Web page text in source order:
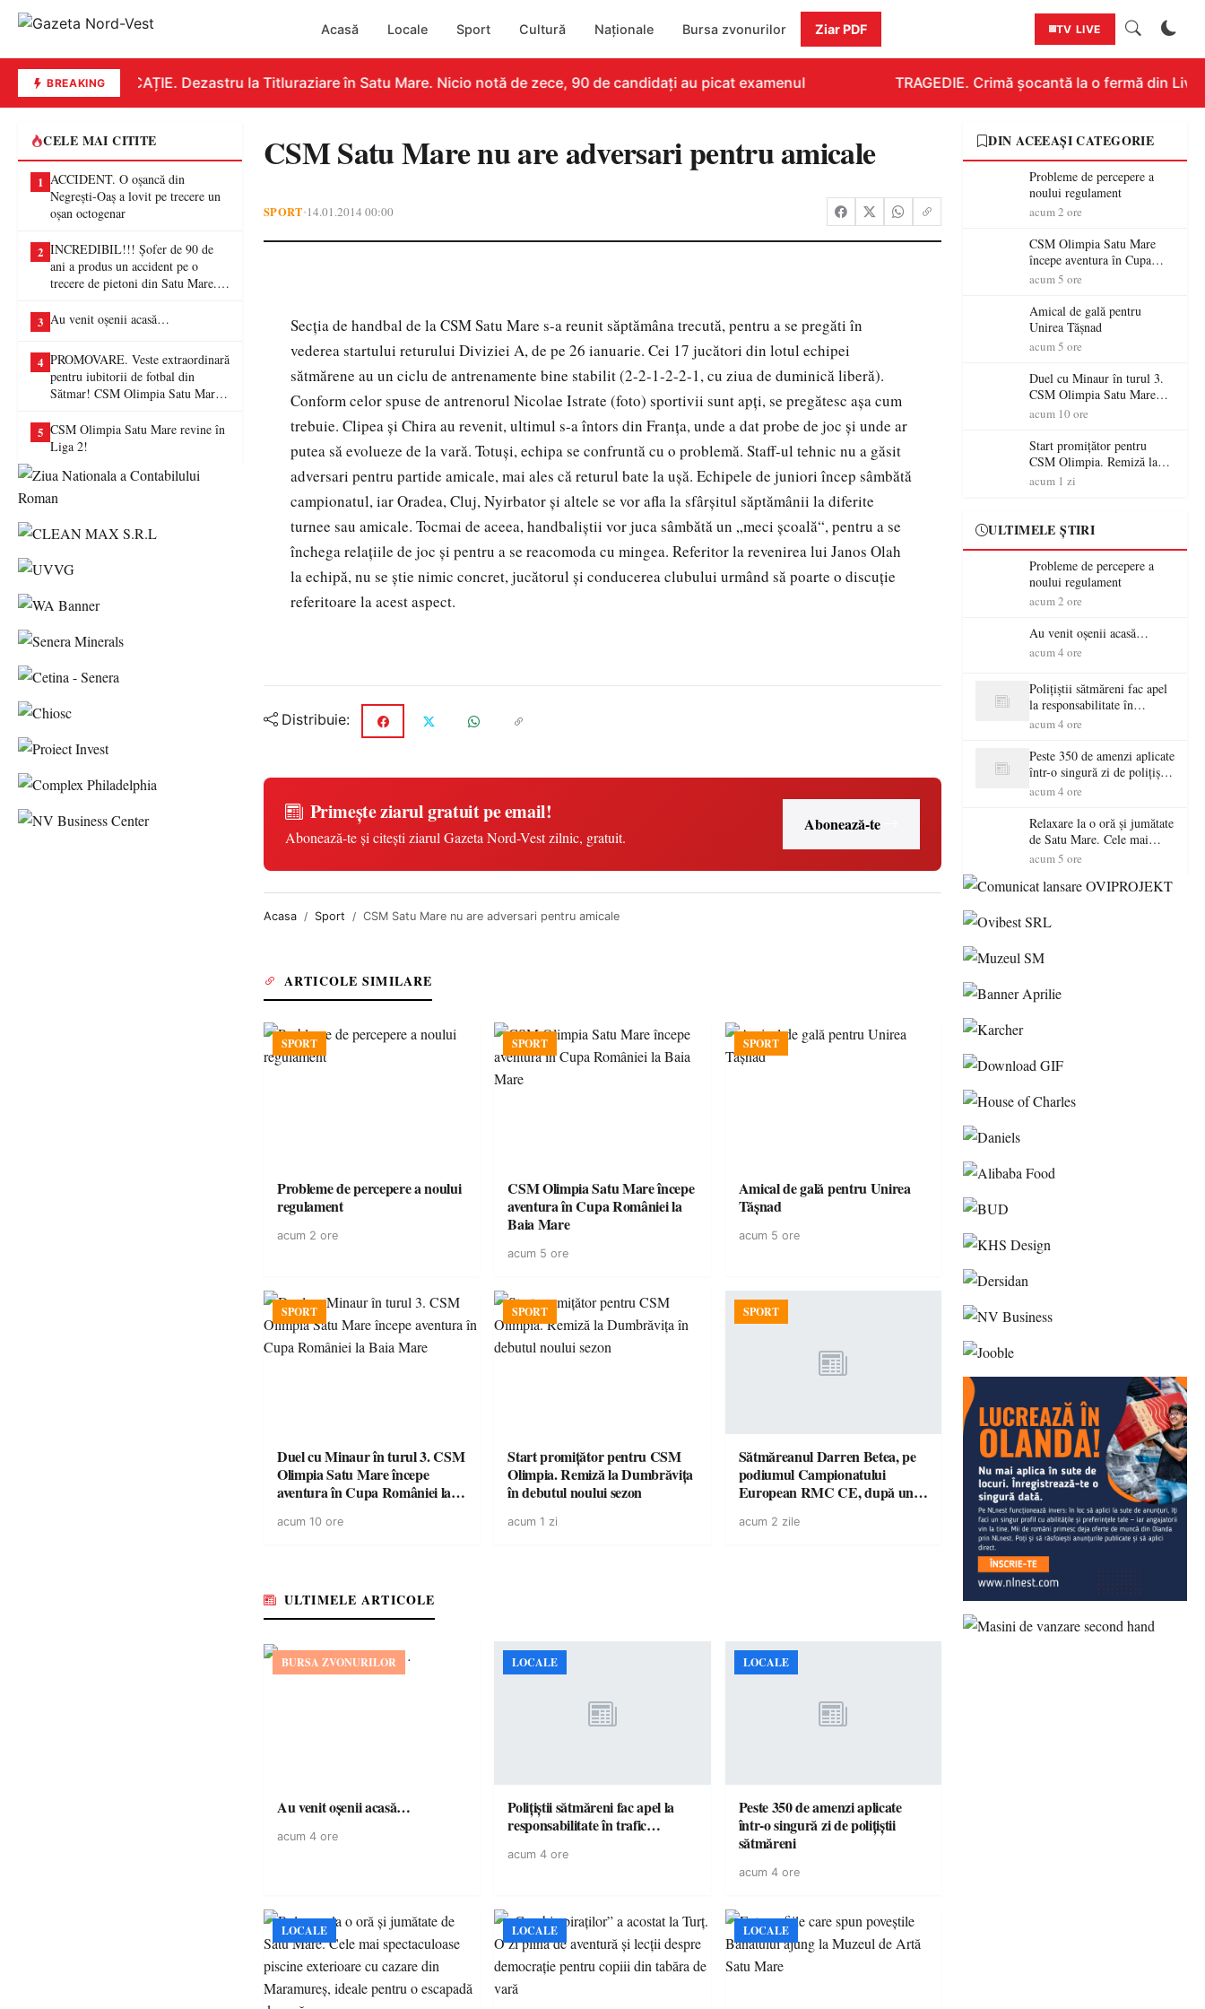
Acasă Locale Sport Cultură Naționale Bursa zvonurilor Ziar PDF TV LIVE
BREAKINGEDUCAȚIE. Dezastru la Titluraziare în Satu Mare. Nicio notă de zece, 90 de candidați au picat examenul TRAGEDIE. Crimă șocantă la o fermă din
CELE MAI CITITE
1 ACCIDENT. O oșancă din
Negrești-Oaș a lovit pe trecere un
oșan octogenar
2 INCREDIBIL!!! Șofer de 90 de
ani a produs un accident pe o
trecere de pietoni din Satu Mare. O
3 Au venit oșenii acasă…
4 PROMOVARE. Veste extraordinară
pentru iubitorii de fotbal din
Sătmar! CSM Olimpia Satu Mare
5 CSM Olimpia Satu Mare revine în
Liga 2!
CSM Satu Mare nu are adversari pentru amicale
SPORT•14.01.2014 00:00
Secţia de handbal de la CSM Satu Mare s-a reunit săptămâna trecută, pentru a se pregăti în
vederea startului returului Diviziei A, de pe 26 ianuarie. Cei 17 jucători din lotul echipei
sătmărene au un ciclu de antrenamente bine stabilit (2-2-1-2-2-1, cu ziua de duminică liberă).
Conform celor spuse de antrenorul Nicolae Istrate (foto) sportivii sunt apţi, se pregătesc aşa cum
trebuie. Clipea şi Chira au revenit, ultimul s-a întors din Franţa, unde a dat probe de joc şi unde ar
putea să evolueze de la vară. Totuşi, echipa se confruntă cu o problemă. Staff-ul tehnic nu a găsit
adversari pentru partide amicale, mai ales că returul bate la uşă. Echipele de juniori încep sâmbătă
campionatul, iar Oradea, Cluj, Nyirbator şi altele se vor afla la sfârşitul săptămânii la diferite
turnee sau amicale. Tocmai de aceea, handbaliştii vor juca sâmbătă un „meci şcoală“, pentru a se
închega relaţiile de joc şi pentru a se reacomoda cu mingea. Referitor la revenirea lui Janos Olah
la echipă, nu se ştie nimic concret, jucătorul şi conducerea clubului urmând să poarte o discuţie
referitoare la acest aspect.
Distribuie:
Primește ziarul gratuit pe email!
Abonează-te și citești ziarul Gazeta Nord-Vest zilnic, gratuit.
Abonează-te
Acasa Sport CSM Satu Mare nu are adversari pentru amicale
ARTICOLE SIMILARE
SPORT
Probleme de percepere a noului
regulament
acum 2 ore
SPORT
CSM Olimpia Satu Mare începe
aventura în Cupa României la
Baia Mare
acum 5 ore
SPORT
Amical de gală pentru Unirea
Tășnad
acum 5 ore
SPORT
Duel cu Minaur în turul 3. CSM
Olimpia Satu Mare începe
aventura în Cupa României la
acum 10 ore
SPORT
Start promițător pentru CSM
Olimpia. Remiză la Dumbrăvița
în debutul noului sezon
acum 1 zi
SPORT
Sătmăreanul Darren Betea, pe
podiumul Campionatului
European RMC CE, după un
Räikkönen
acum 2 zile
ULTIMELE ARTICOLE
BURSA ZVONURILOR
Au venit oșenii acasă…
acum 4 ore
LOCALE
Polițiștii sătmăreni fac apel la
responsabilitate în trafic…
acum 4 ore
LOCALE
Peste 350 de amenzi aplicate
într-o singură zi de polițiștii
sătmăreni
acum 4 ore
LOCALE LOCALE LOCALE
DIN ACEEAȘI CATEGORIE
Probleme de percepere a
noului regulament
acum 2 ore
CSM Olimpia Satu Mare
începe aventura în Cupa
României la Baia Mare
acum 5 ore
Amical de gală pentru
Unirea Tășnad
acum 5 ore
Duel cu Minaur în turul 3.
CSM Olimpia Satu Mare
începe aventura în Cupa
acum 10 ore
Start promițător pentru
CSM Olimpia. Remiză la
Dumbrăvița în debutul
acum 1 zi
ULTIMELE ȘTIRI
Probleme de percepere a
noului regulament
acum 2 ore
Au venit oșenii acasă…
acum 4 ore
Polițiștii sătmăreni fac apel
la responsabilitate în
trafic…
acum 4 ore
Peste 350 de amenzi aplicate
într-o singură zi de polițiștii
sătmăreni
acum 4 ore
Relaxare la o oră și jumătate
de Satu Mare. Cele mai
spectaculoase piscine
Maramureș, ideale pentru o
acum 5 ore